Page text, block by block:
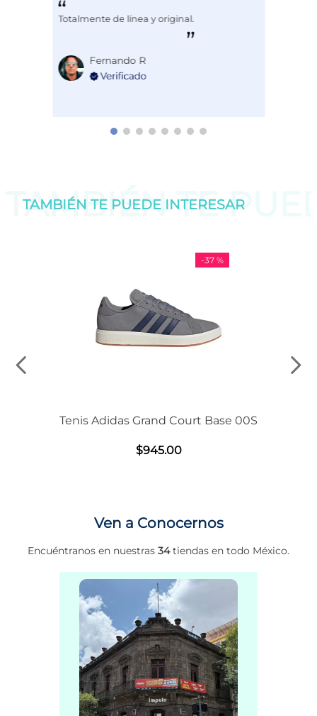
Totalmente de línea y original.
Fernando R
TAMBIÉN TE
TAMBIÉN TE PUEDE INTERESAR
-37 %
Tenis Adidas Grand Court Base 00S
$945.00
Ven a Conocernos
Encuéntranos en nuestras 34tiendas en todo México.